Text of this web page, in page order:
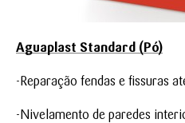
Aguaplast Standard (Pó)
-Reparação fendas e fissuras
-Nivelamento de paredes